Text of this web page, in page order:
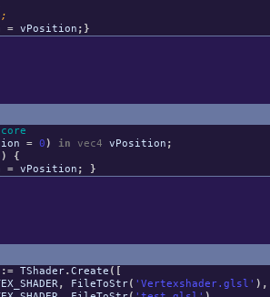
=vPosition ; }
= 0 ) in vec4 vPosition ;
)
{
=vPosition ; }
:=TShader.Create ( [
, FileToStr( 'Vertexshader.glsl' ) ,